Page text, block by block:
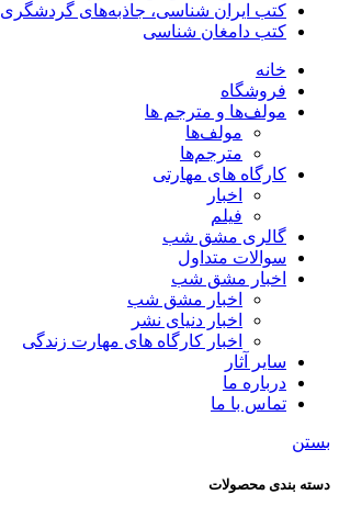
کتب ایران شناسی، جاذبه‌های گردشگری
کتب دامغان شناسی
خانه
فروشگاه
مولف‌ها و مترجم ها
مولف‌ها
مترجم‌ها
کارگاه های مهارتی
اخبار
فیلم
گالری مشق شب
سوالات متداول
اخبار مشق شب
اخبار مشق شب
اخبار دنیای نشر
اخبار کارگاه های مهارت زندگی
سایر آثار
درباره ما
تماس با ما
بستن
دسته بندی محصولات